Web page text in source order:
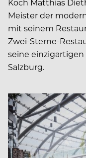
Koch Matthias
Meister der
mit seinem
Zwei-Sterne-
seine
Salzburg.